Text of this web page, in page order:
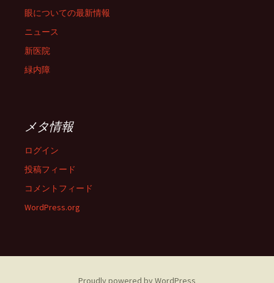
眼についての最新情報
ニュース
新医院
緑内障
メタ情報
ログイン
投稿フィード
コメントフィード
WordPress.org
Proudly powered by WordPress